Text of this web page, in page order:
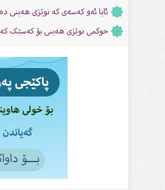
ئایا ئەو كەسەى كە نوێژى هەینى
حوکمی نوێژی هەینی بۆ کەسێک کە